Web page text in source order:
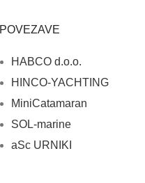
POVEZAVE
HABCO d.o.o.
HINCO-YACHTING
MiniCatamaran
SOL-marine
aSc URNIKI